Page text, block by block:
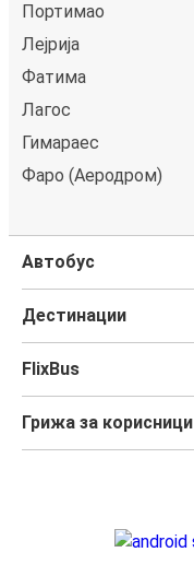
Портимао
Лејрија
Фатима
Лагос
Гимараес
Фаро (Аеродром)
Автобус
Дестинации
FlixBus
Грижа за корисници